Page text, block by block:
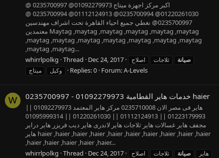
اكبر مركز اجهزة ميتاج 01092279973@ 0235700997 @
01220261030@ 0235700994@ 01112124913@ 0235700994 @
0235700997@ نغطي جميع احياء القاهرة تحت اشراف مهندسين
معتمدين Maytag ,maytag ,maytag ,maytag ,maytag ,maytag
,maytag ,maytag ,maytag ,maytag ,maytag ,maytag ,maytag
,maytag ,maytag...
whirrlpolkg Thread Dec 24, 2017 اصلاح ثلاجات
صيانة
ميتاج
وكيل Replies: 0 Forum:A-Levels
W خدمات هاير القطامية 01092279973 - 0235700997 haier
هاير فى مصر الان 0235710008 مركز هاير المعتمد 01092279973 ||
01223179993 || 01112124913 || 01220261030 || 01095999314
مجفف هاير غسالات هاير ثلاجات هاير لاندرى هاير ديب فريزر هاير دراير
هاير haier ,haier ,haier ,haier ,haier ,haier ,haier ,haier ,haier ,haier
,haier ,haier ,haier ,haier ,haier...
whirrlpolkg Thread Dec 24, 2017 اصلاح ثلاجات صيانة
هاير